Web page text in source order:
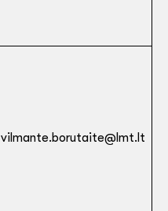
vilmante.borutaite@lmt.lt